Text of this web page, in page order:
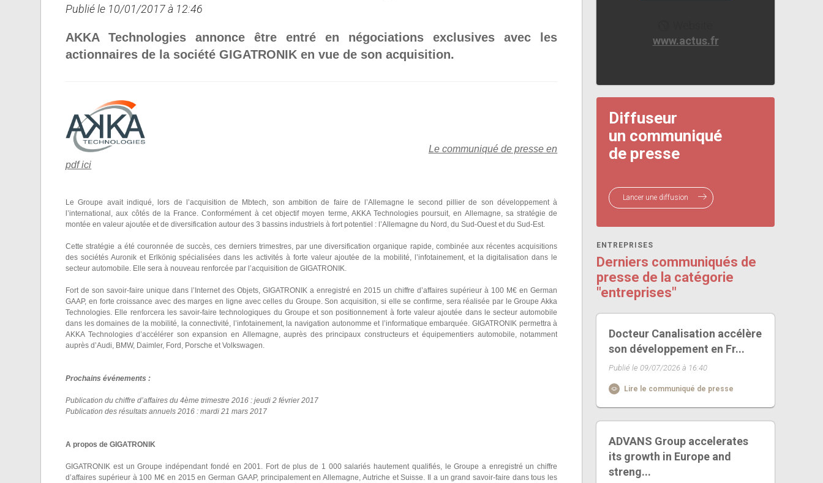
Publié le 10/01/2017 à 12:46
AKKA Technologies annonce être entré en négociations exclusives avec les
actionnaires de la société GIGATRONIK en vue de son acquisition.
Le communiqué de presse en
pdf ici
Le Groupe avait indiqué, lors de l’acquisition de Mbtech, son ambition de faire de l’Allemagne le second pillier de son développement à
l’international, aux côtés de la France. Conformément à cet objectif moyen terme, AKKA Technologies poursuit, en Allemagne, sa stratégie de
montée en valeur ajoutée et de diversification autour des 3 bassins industriels à fort potentiel : l’Allemagne du Nord, du Sud-Ouest et du Sud-Est.
Cette stratégie a été couronnée de succès, ces derniers trimestres, par une diversification organique rapide, combinée aux récentes acquisitions
des sociétés Auronik et Erlkönig spécialisées dans les activités à forte valeur ajoutée de la mobilité, l’infotainement, et la digitalisation dans le
secteur automobile. Elle sera à nouveau renforcée par l’acquisition de GIGATRONIK.
Fort de son savoir-faire unique dans l’Internet des Objets, GIGATRONIK a enregistré en 2015 un chiffre d’affaires supérieur à 100 M€ en German
GAAP, en forte croissance avec des marges en ligne avec celles du Groupe. Son acquisition, si elle se confirme, sera réalisée par le Groupe Akka
Technologies. Elle renforcera les savoir-faire technologiques du Groupe et son positionnement à forte valeur ajoutée dans le secteur automobile
dans les domaines de la mobilité, la connectivité, l’infotainement, la navigation autonomme et l’informatique embarquée. GIGATRONIK permettra à
AKKA Technologies d’accélérer son expansion en Allemagne, auprès des principaux constructeurs et équipementiers automobile, notamment
auprès d’Audi, BMW, Daimler, Ford, Porsche et Volkswagen.
Prochains événements :
Publication du chiffre d’affaires du 4ème trimestre 2016 : jeudi 2 février 2017
Publication des résultats annuels 2016 : mardi 21 mars 2017
A propos de GIGATRONIK
GIGATRONIK est un Groupe indépendant fondé en 2001. Fort de plus de 1 000 salariés hautement qualifiés, le Groupe a enregistré un chiffre
d’affaires supérieur à 100 M€ en 2015 en German GAAP, principalement en Allemagne, Autriche et Suisse. Il a un grand savoir-faire dans tous les
www.actus.fr
Diffuseur
un communiqué
de presse
Lancer une diffusion
ENTREPRISES
Derniers communiqués de
presse de la catégorie
"entreprises"
Docteur Canalisation accélère
son développement en Fr...
Publié le 09/07/2026 à 16:40
Lire le communiqué de presse
ADVANS Group accelerates
its growth in Europe and
streng...